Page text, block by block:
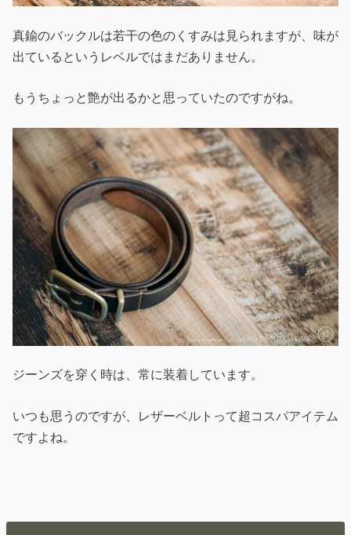
真鍮のバックルは若干の色のくすみは見られますが、味が
出ているというレベルではまだありません。
もうちょっと艶が出るかと思っていたのですがね。
ジーンズを穿く時は、常に装着しています。
いつも思うのですが、レザーベルトって超コスパアイテム
ですよね。